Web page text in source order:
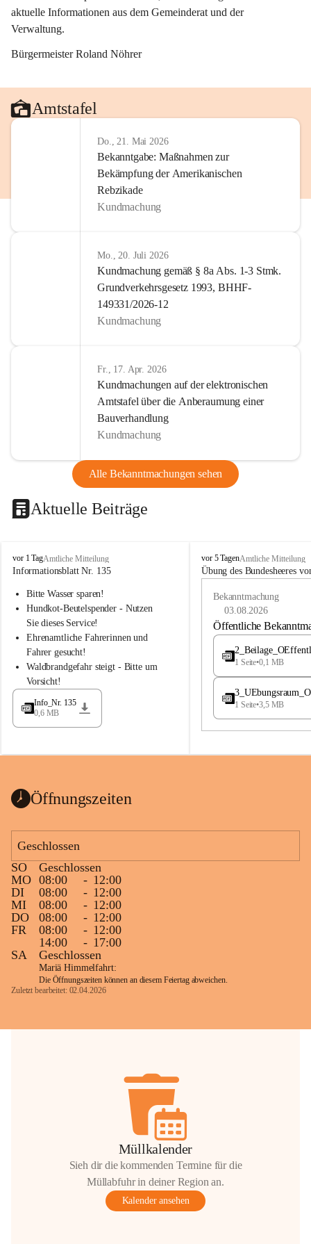
aktuelle Informationen aus dem Gemeinderat und der
Verwaltung.
Bürgermeister Roland Nöhrer
Amtstafel
Do., 21. Mai 2026
Bekanntgabe: Maßnahmen zur
Bekämpfung der Amerikanischen
Rebzikade
Kundmachung
Mo., 20. Juli 2026
Kundmachung gemäß § 8a Abs. 1-3 Stmk.
Grundverkehrsgesetz 1993, BHHF-
149331/2026-12
Kundmachung
Fr., 17. Apr. 2026
Kundmachungen auf der elektronischen
Amtstafel über die Anberaumung einer
Bauverhandlung
Kundmachung
Alle Bekanntmachungen sehen
Aktuelle Beiträge
B
u
h
a
d
l
a
vor 1 TagAmtliche Mitteilung
Informationsblatt Nr. 135
Bitte Wasser sparen!
Hundkot-Beutelspender - Nutzen
Sie dieses Service!
Ehrenamtliche Fahrerinnen und
Fahrer gesucht!
Waldbrandgefahr steigt - Bitte um
Vorsicht!
Info_Nr. 135
0,6 MB
B
u
e
a
vor 5 TagenAmtliche Mitteilung
Übung des Bundesheeres
Bekanntmachung
03.08.2026
Öffentliche
1 Seite•0,1 MB
1 Seite•3,5 MB
Öffnungszeiten
Geschlossen
SO
Geschlossen
MO 08:00 - 12:00
DI
08:00 - 12:00
MI
08:00 - 12:00
DO
08:00 - 12:00
FR
08:00 - 12:00
14:00
- 17:00
SA
Geschlossen
Mariä Himmelfahrt:
Die Öffnungszeiten können an diesem Feiertag abweichen.
Zuletzt bearbeitet: 02.04.2026
Müllkalender
Sieh dir die kommenden Termine für die
Müllabfuhr in deiner Region an.
Kalender ansehen